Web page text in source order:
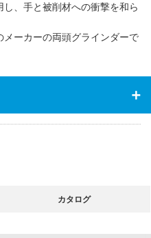
し、手と被削材への衝撃を和ら
メーカーの両頭グラインダーで
分けているため工場内での識
カタログ